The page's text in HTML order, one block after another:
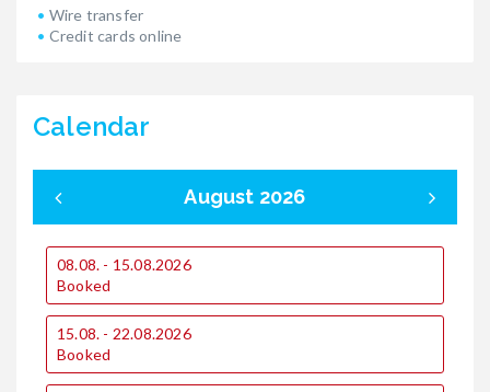
Wire transfer
Credit cards online
Calendar
August 2026
08.08. - 15.08.2026
Booked
15.08. - 22.08.2026
Booked